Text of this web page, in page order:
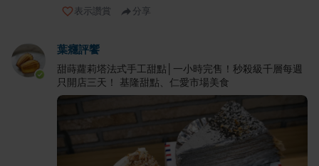
表示讚賞 分享
葉癮評饗
甜蒔蘿莉塔法式手工甜點│一小時完售！秒殺級千層每週
只開店三天！ 基隆甜點、仁愛市場美食